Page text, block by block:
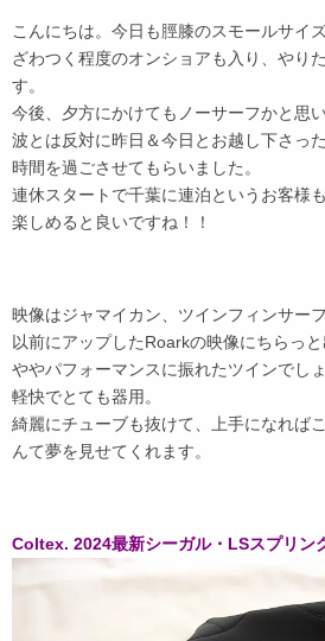
こんにちは。今日も脛膝のスモールサイズ
ざわつく程度のオンショアも入り、やり
す。
今後、夕方にかけてもノーサーフかと思い
波とは反対に昨日＆今日とお越し下さっ
時間を過ごさせてもらいました。
連休スタートで千葉に連泊というお客様
楽しめると良いですね！！
映像はジャマイカン、ツインフィンサーフ
以前にアップしたRoarkの映像にちらっと
ややパフォーマンスに振れたツインでしょ
軽快でとても器用。
綺麗にチューブも抜けて、上手になれば
んて夢を見せてくれます。
Coltex. 2024最新シーガル・LSスプリン